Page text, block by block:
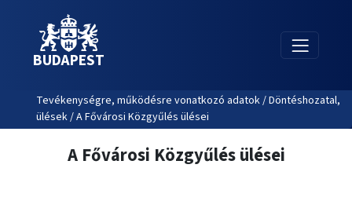
BUDAPEST
Tevékenységre, működésre vonatkozó adatok / Döntéshozatal,
ülések / A Fővárosi Közgyűlés ülései
A Fővárosi Közgyűlés ülései